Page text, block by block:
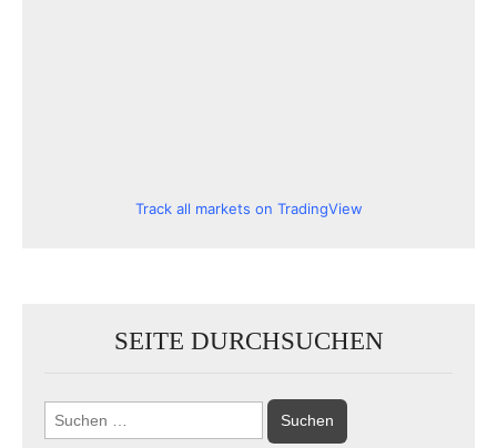
Track all markets on TradingView
SEITE DURCHSUCHEN
Suchen
nach: